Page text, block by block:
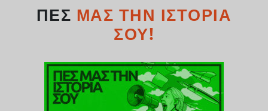
ΠΕΣ ΜΑΣ ΤΗΝ ΙΣΤΟΡΊΑ
ΣΟΥ!